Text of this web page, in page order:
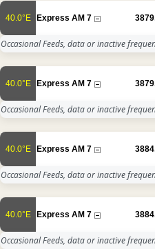
40.0°E Express AM 7
Occasional Feeds, data or inactive
40.0°E Express AM 7
Occasional Feeds, data or inactive
40.0°E Express AM 7
Occasional Feeds, data or inactive
40.0°E Express AM 7
Occasional Feeds, data or inactive